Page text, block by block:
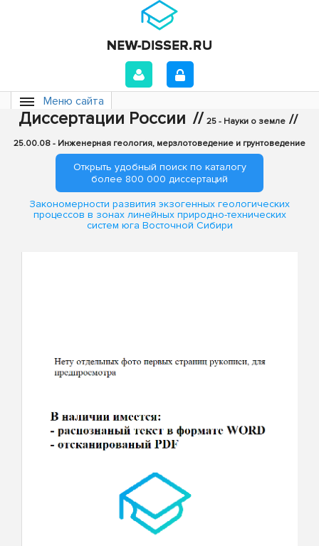
Меню сайта
Диссертации России // 25 - Науки о земле //
25.00.08 - Инженерная геология, мерзлотоведение и грунтоведение
Открыть удобный поиск по каталогу
более 800 000 диссертаций
Закономерности развития экзогенных геологических
процессов в зонах линейных природно-технических
систем юга Восточной Сибири